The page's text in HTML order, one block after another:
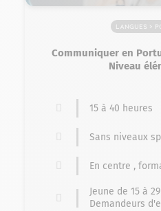
Langues >
Communiquer en
Niveau
15 à 40 heures
Sans niveaux
En centre ,
Jeune de 15 à
Demandeurs